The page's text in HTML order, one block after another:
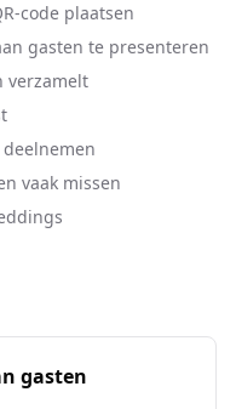
code plaatsen
gasten te presenteren
verzamelt
vaak missen
gasten